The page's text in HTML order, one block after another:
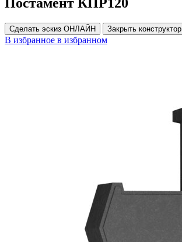
Постамент КПР120
Сделать эскиз ОНЛАЙН Закрыть конструктор
В избранное в избранном